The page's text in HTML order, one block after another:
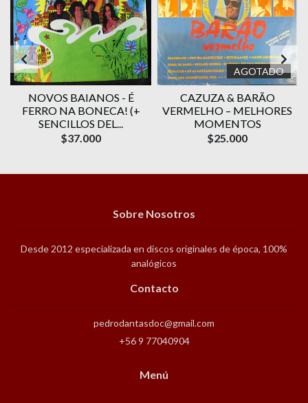
NOVOS BAIANOS - É
FERRO NA BONECA! (+
SENCILLOS DEL...
$37.000
AGOTADO
CAZUZA & BARÃO
VERMELHO – MELHORES
MOMENTOS
$25.000
Sobre Nosotros
Desde 2012 especializada en discos originales de época, 100%
analógicos
Contacto
pedrodantasdoc@gmail.com
+56 9 77040904
Menú